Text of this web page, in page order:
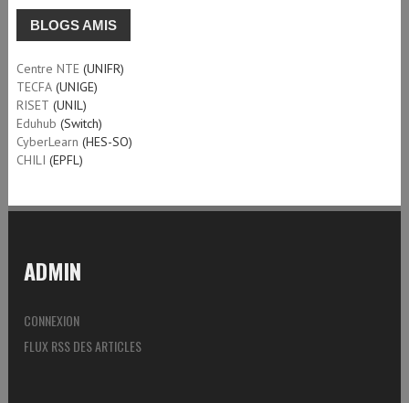
BLOGS AMIS
Centre NTE(UNIFR)
TECFA(UNIGE)
RISET (UNIL)
Eduhub (Switch)
CyberLearn (HES-SO)
CHILI (EPFL)
ADMIN
CONNEXION
FLUX RSS DES ARTICLES